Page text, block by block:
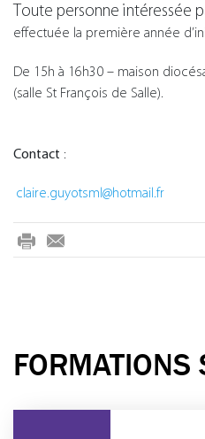
Toute personne intéressée
effectuée la première année
De 15h à 16h30 – maison
(salle St François de Salle).
Contact :
claire.guyotsml@hotmail.fr
FORMATIONS